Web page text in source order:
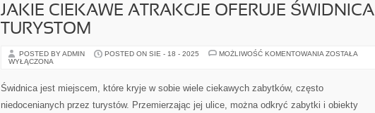
JAKIE CIEKAWE ATRAKCJE OFERUJE ŚWIDNICA
TURYSTOM
POSTED BY ADMIN POSTED ON SIE - 18 - 2025 MOŻLIWOŚĆ KOMENTOWANIA JAKIE
ZOSTAŁA
WYŁĄCZONA
Świdnica jest miejscem, które kryje w sobie wiele ciekawych zabytków, często
niedocenianych przez turystów. Przemierzając jej ulice, można odkryć zabytki i obiekty